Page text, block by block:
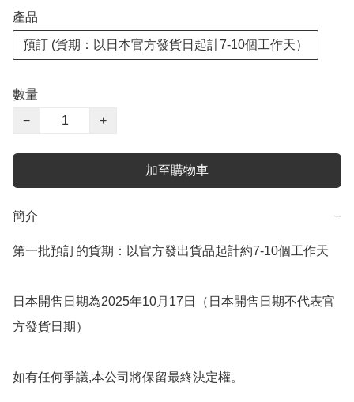
產品
預訂 (貨期：以日本官方發貨日起計7-10個工作天）
數量
−
+
加至購物車
簡介 −
第一批預訂的貨期：以官方發出貨品起計約7-10個工作天
日本開售日期為2025年10月17日（日本開售日期不代表官
方發貨日期）
如有任何爭議,本公司將保留最終決定權。